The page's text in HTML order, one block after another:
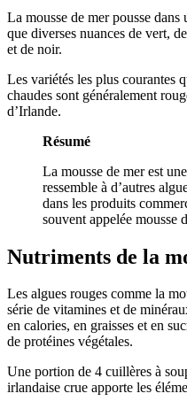
La mousse de mer pousse
que diverses nuances de vert,
et de noir.
Les variétés les plus courantes
chaudes sont généralement
d’Irlande.
Résumé
La mousse de mer est
ressemble à d’autres
dans les produits
souvent appelée mousse
Nutriments de la
Les algues rouges comme la
série de vitamines et de
en calories, en graisses et en
de protéines végétales.
Une portion de 4 cuillères à
irlandaise crue apporte les